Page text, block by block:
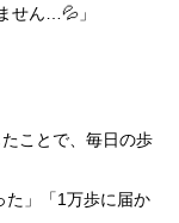
せん…💦」
ことで、毎日の歩
た」「1万歩に届か